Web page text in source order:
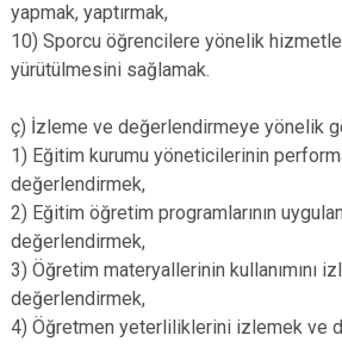
yapmak, yaptırmak,
10) Sporcu öğrencilere yönelik
yürütülmesini sağlamak.
ç) İzleme ve değerlendirmeye yönelik
1) Eğitim kurumu yöneticilerinin
değerlendirmek,
2) Eğitim öğretim programlarının
değerlendirmek,
3) Öğretim materyallerinin kullanımını
değerlendirmek,
4) Öğretmen yeterliliklerini izlemek ve